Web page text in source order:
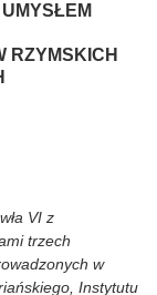
RZYMSKICH
VI z
trzech
w
Instytutu